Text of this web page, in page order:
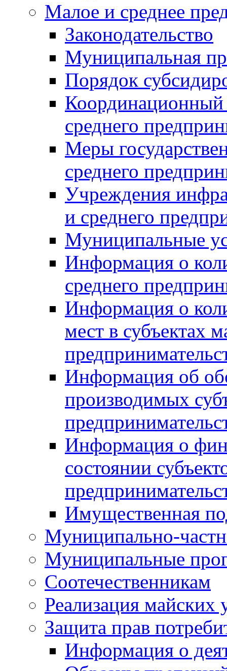
Малое и среднее
Законодательство
Муниципальная
Порядок
Координационный
среднего
Меры
среднего
Учреждения
и среднего
Муниципальные
Информация о
среднего
Информация о
мест в субъектах
Информация об
производимых
Информация о
состоянии
Имущественная
Муниципально-
Муниципальные
Соотечественникам
Реализация майских
Защита прав
Информация о